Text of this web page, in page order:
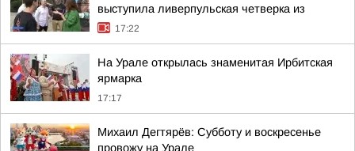
выступила ливерпульская четверка из
17:22
На Урале открылась знаменитая Ирбитская
ярмарка
17:17
Михаил Дегтярёв: Субботу и воскресенье
провожу на Урале